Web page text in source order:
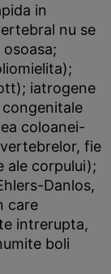
in
nu se
iatrogene
coloanei-
fie
ale corpului);
Danlos,
care
intrerupta,
boli